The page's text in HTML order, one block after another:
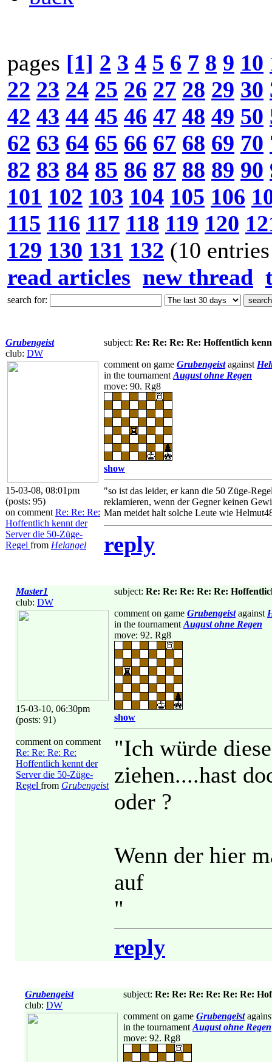
pages [1] 2 3 4 5 6 7 8 9 10
22 23 24 25 26 27 28 29 30
42 43 44 45 46 47 48 49 50
62 63 64 65 66 67 68 69 70
82 83 84 85 86 87 88 89 90
101 102 103 104 105 106
115 116 117 118 119 120
129 130 131 132 (10
read articles new thread
search for:
Grubengeist
club: DW
15-03-08, 08:01pm
(posts: 95)
on comment Re: Re: Re:
Hoffentlich kennt der
Server die 50-Züge-
Regel from Helangel
subject: Re: Re: Re: Re: Hoffentlich
comment on game Grubengeistagainst
in the tournament August ohne Regen
move: 90. Rg8
show
"so ist das leider, er kann die 50 Züge-
reklamieren, wenn der Gegner keinen
Man meidet halt solche Leute wie
reply
Master1
club: DW
15-03-10, 06:30pm
(posts: 91)
comment on comment
Re: Re: Re: Re:
Hoffentlich kennt der
Server die 50-Züge-
Regel from Grubengeist
subject: Re: Re: Re: Re: Re:
comment on game Grubengeistagainst
in the tournament August ohne Regen
move: 92. Rg8
show
"Ich würde
ziehen....hast
oder ?
Wenn der hier
auf
"
reply
Grubengeist
club: DW
subject: Re: Re: Re: Re: Re: Re:
comment on game Grubengeist
in the tournament August ohne Regen
move: 92. Rg8